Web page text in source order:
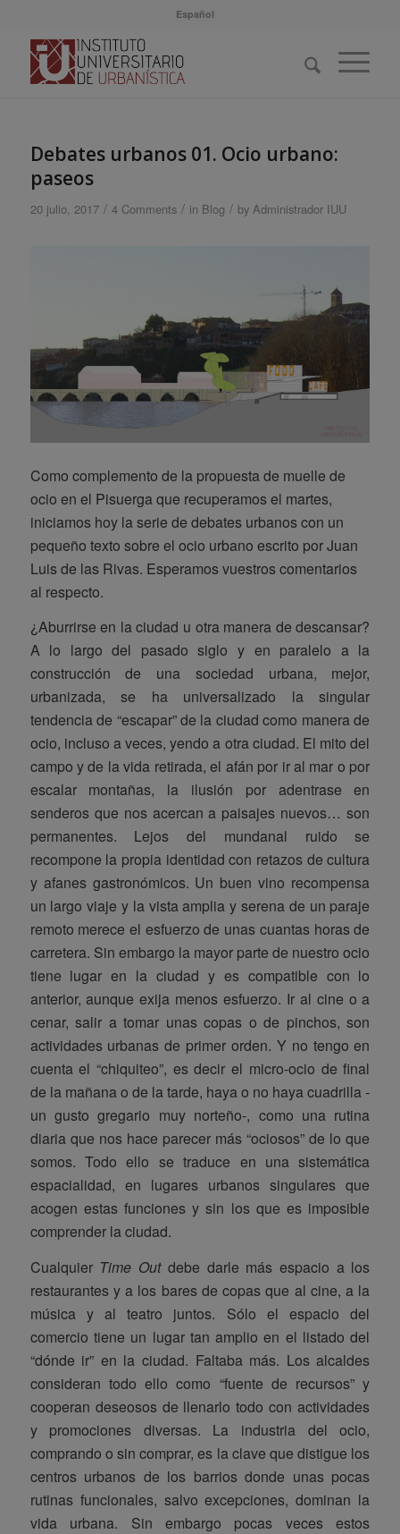
Español
Debates urbanos 01. Ocio urbano:
paseos
20 julio, 2017 / 4 Comments / in Blog / by Administrador IUU
Como complemento de la propuesta de muelle de
ocio en el Pisuerga que recuperamos el martes,
iniciamos hoy la serie de debates urbanos con un
pequeño texto sobre el ocio urbano escrito por Juan
Luis de las Rivas. Esperamos vuestros comentarios
al respecto.
¿Aburrirse en la ciudad u otra manera de descansar?
A lo largo del pasado siglo y en paralelo a la
construcción de una sociedad urbana, mejor,
urbanizada, se ha universalizado la singular
tendencia de “escapar” de la ciudad como manera de
ocio, incluso a veces, yendo a otra ciudad. El mito del
campo y de la vida retirada, el afán por ir al mar o por
escalar montañas, la ilusión por adentrase en
senderos que nos acercan a paisajes nuevos… son
permanentes. Lejos del mundanal ruido se
recompone la propia identidad con retazos de cultura
y afanes gastronómicos. Un buen vino recompensa
un largo viaje y la vista amplia y serena de un paraje
remoto merece el esfuerzo de unas cuantas horas de
carretera. Sin embargo la mayor parte de nuestro ocio
tiene lugar en la ciudad y es compatible con lo
anterior, aunque exija menos esfuerzo. Ir al cine o a
cenar, salir a tomar unas copas o de pinchos, son
actividades urbanas de primer orden. Y no tengo en
cuenta el “chiquiteo”, es decir el micro-ocio de final
de la mañana o de la tarde, haya o no haya cuadrilla -
un gusto gregario muy norteño-, como una rutina
diaria que nos hace parecer más “ociosos” de lo que
somos. Todo ello se traduce en una sistemática
espacialidad, en lugares urbanos singulares que
acogen estas funciones y sin los que es imposible
comprender la ciudad.
Cualquier Time Outdebe darle más espacio a los
restaurantes y a los bares de copas que al cine, a la
música y al teatro juntos. Sólo el espacio del
comercio tiene un lugar tan amplio en el listado del
“dónde ir” en la ciudad. Faltaba más. Los alcaldes
consideran todo ello como “fuente de recursos” y
cooperan deseosos de llenarlo todo con actividades
y promociones diversas. La industria del ocio,
comprando o sin comprar, es la clave que distigue los
centros urbanos de los barrios donde unas pocas
rutinas funcionales, salvo excepciones, dominan la
vida urbana. Sin embargo pocas veces estos